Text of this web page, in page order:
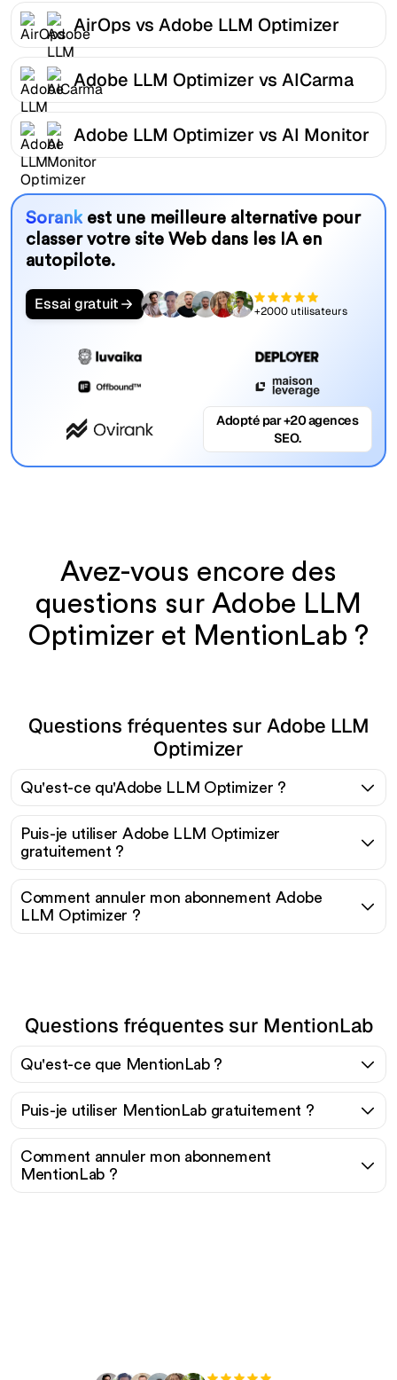
AirOps vs Adobe LLM Optimizer
Adobe LLM Optimizer vs AICarma
Adobe LLM Optimizer vs AI Monitor
Sorankest une meilleure alternative pour
classer votre site Web dans les IA en
autopilote.
Essai gratuit +2000 utilisateurs
Adopté par +20 agences
SEO.
Avez-vous encore des
questions sur Adobe LLM
Optimizer et MentionLab ?
Questions fréquentes sur Adobe LLM
Optimizer
Qu'est-ce qu'Adobe LLM Optimizer ?
Puis-je utiliser Adobe LLM Optimizer
gratuitement ?
Comment annuler mon abonnement Adobe
LLM Optimizer ?
Questions fréquentes sur MentionLab
Qu'est-ce que MentionLab ?
Puis-je utiliser MentionLab gratuitement ?
Comment annuler mon abonnement
MentionLab ?